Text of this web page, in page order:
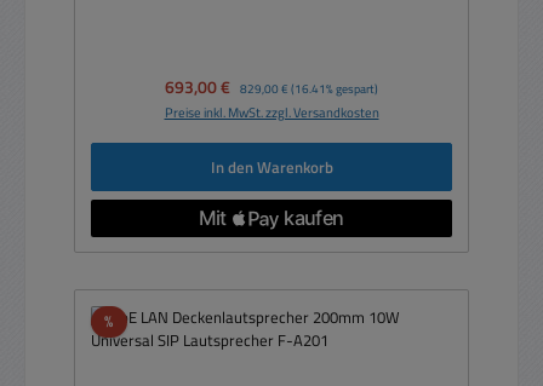
Verkaufspreis:
693,00 € Regulärer Preis:
829,00 € (16.41% gespart)
Preise inkl. MwSt. zzgl. Versandkosten
In den Warenkorb
%Rabatt